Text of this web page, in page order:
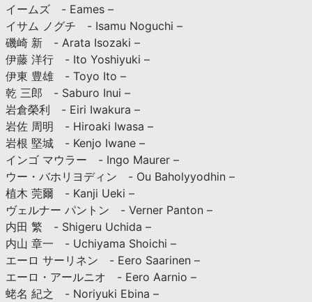
イームズ - Eames –
イサム ノグチ - Isamu Noguchi –
磯崎 新 - Arata Isozaki –
伊藤 洋行 - Ito Yoshiyuki –
伊東 豊雄 - Toyo Ito –
乾 三郎 - Saburo Inui –
岩倉榮利 - Eiri Iwakura –
岩佐 周明 - Hiroaki Iwasa –
岩根 堅城 - Kenjo Iwane –
インゴ マウラー - Ingo Maurer –
ウー・バホリヨディン - Ou Baholyyodhin –
植木 莞爾 - Kanji Ueki –
ヴェルナー パントン - Verner Panton –
内田 繁 - Shigeru Uchida –
内山 章一 - Uchiyama Shoichi –
エーロ サーリネン - Eero Saarinen –
エーロ・アールニオ - Eero Aarnio –
蛯名 紀之 - Noriyuki Ebina –